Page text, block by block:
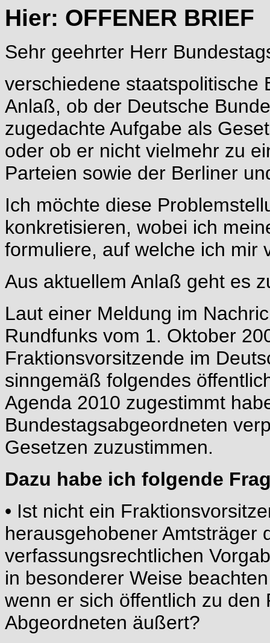
Hier: OFFENER BRIEF
Sehr geehrter Herr
verschiedene staatspolitische
Anlaß, ob der Deutsche
zugedachte Aufgabe als
oder ob er nicht vielmehr zu
Parteien sowie der Berliner
Ich möchte diese
konkretisieren, wobei ich
formuliere, auf welche ich mir
Aus aktuellem Anlaß geht es
Laut einer Meldung im
Rundfunks vom 1. Oktober
Fraktionsvorsitzende im
sinngemäß folgendes
Agenda 2010 zugestimmt
Bundestagsabgeordneten
Gesetzen zuzustimmen.
Dazu habe ich folgende
• Ist nicht ein
herausgehobener Amtsträger
verfassungsrechtlichen
in besonderer Weise
wenn er sich öffentlich zu
Abgeordneten äußert?